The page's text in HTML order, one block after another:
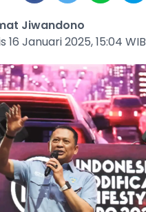
Jiwandono
16 Januari 2025, 15:04 WIB